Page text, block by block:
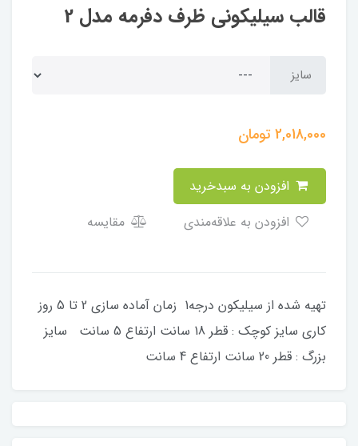
قالب سیلیکونی ظرف دفرمه مدل 2
سایز
2,018,000تومان
مقایسه
تهیه شده از سیلیکون درجه1 زمان آماده سازی 2 تا 5 روز
کاری سایز کوچک : قطر 18 سانت ارتفاع 5 سانت سایز
بزرگ : قطر 20 سانت ارتفاع 4 سانت